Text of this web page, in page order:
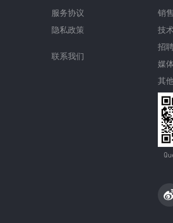
服务协议
隐私政策
联系我们
销
技
招
媒
其